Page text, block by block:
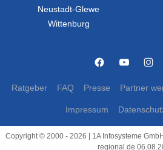
Neustadt-Glewe
Wittenburg
Ratgeber FAQ Presse Partner
Impressum
Copyright © 2000 - 2026 | 1A Infosysteme
regional.de